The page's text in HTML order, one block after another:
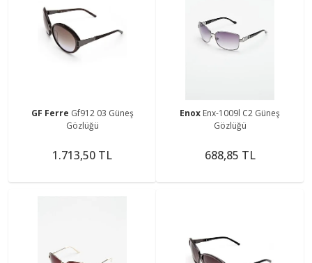
GF Ferre Gf912 03 Güneş
Gözlüğü
1.713,50 TL
Enox Enx-1009l C2 Güneş
Gözlüğü
688,85 TL